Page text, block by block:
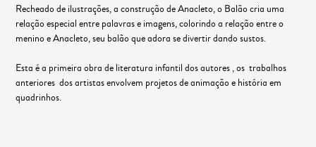
Recheado de ilustrações, a construção de Anacleto, o Balão cria uma
relação especial entre palavras e imagens, colorindo a relação entre o
menino e Anacleto, seu balão que adora se divertir dando sustos.
Esta é a primeira obra de literatura infantil dos autores , os trabalhos
anteriores dos artistas envolvem projetos de animação e história em
quadrinhos.